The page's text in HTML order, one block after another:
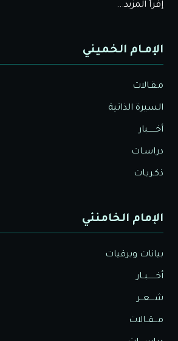
إقرأ المزيد...
الإمـام الخميني
مـقـالات
السيرة الذاتية
أخــــــبار
دراسـات
ذكـريـات
الإمام الخامنئي
بيانات وبرقيات
أخــــــبــار
شــــعــر
مـــقــالات